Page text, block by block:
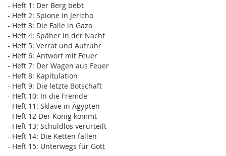
- Heft 1: Der Berg bebt
- Heft 2: Spione in Jericho
- Heft 3: Die Falle in Gaza
- Heft 4: Späher in der Nacht
- Heft 5: Verrat und Aufruhr
- Heft 6: Antwort mit Feuer
- Heft 7: Der Wagen aus Feuer
- Heft 8: Kapitulation
- Heft 9: Die letzte Botschaft
- Heft 10: In die Fremde
- Heft 11: Sklave in Ägypten
- Heft 12 Der König kommt
- Heft 13: Schuldlos verurteilt
- Heft 14: Die Ketten fallen
- Heft 15: Unterwegs für Gott